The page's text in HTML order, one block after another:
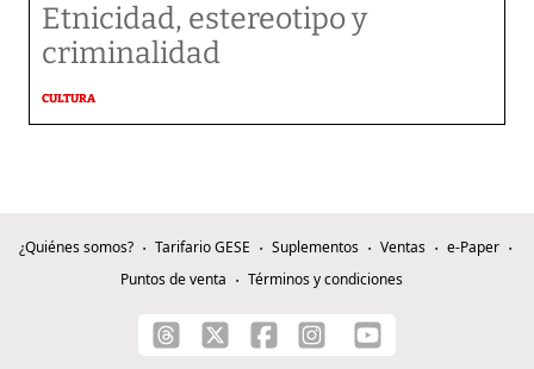
Etnicidad, estereotipo y
criminalidad
CULTURA
¿Quiénes somos? Tarifario GESE Suplementos Ventas
e-Paper
Puntos de venta
Términos y condiciones